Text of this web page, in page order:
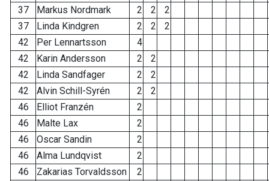
37
Markus Nordmark 2 2
2
37
Linda Kindgren 2 2
2
42
Per Lennartsson
4
42
Karin Andersson 2
2
42
Linda Sandfager 2
2
42
Alvin Schill-Syrén 2
2
46
Elliot Franzén
2
46
Malte Lax
2
46
Oscar Sandin
2
46
Alma Lundqvist
2
46
Zakarias Torvaldsson
2